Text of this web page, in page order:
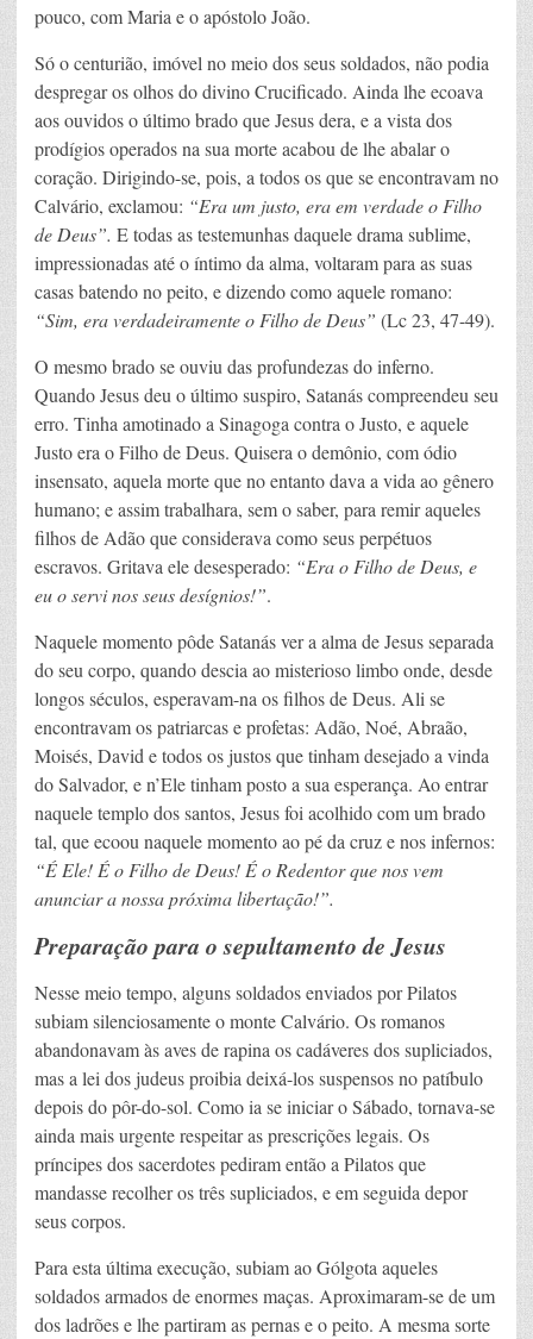
pouco, com Maria e o apóstolo João.
Só o centurião, imóvel no meio dos seus soldados, não podia
despregar os olhos do divino Crucificado. Ainda lhe ecoava
aos ouvidos o último brado que Jesus dera, e a vista dos
prodígios operados na sua morte acabou de lhe abalar o
coração. Dirigindo-se, pois, a todos os que se encontravam no
Calvário, exclamou: “Era um justo, era em verdade o Filho
de Deus”. E todas as testemunhas daquele drama sublime,
impressionadas até o íntimo da alma, voltaram para as suas
casas batendo no peito, e dizendo como aquele romano:
“Sim, era verdadeiramente o Filho de Deus” (Lc 23, 47-49).
O mesmo brado se ouviu das profundezas do inferno.
Quando Jesus deu o último suspiro, Satanás compreendeu seu
erro. Tinha amotinado a Sinagoga contra o Justo, e aquele
Justo era o Filho de Deus. Quisera o demônio, com ódio
insensato, aquela morte que no entanto dava a vida ao gênero
humano; e assim trabalhara, sem o saber, para remir aqueles
filhos de Adão que considerava como seus perpétuos
escravos. Gritava ele desesperado: “Era o Filho de Deus, e
eu o servi nos seus desígnios!”.
Naquele momento pôde Satanás ver a alma de Jesus separada
do seu corpo, quando descia ao misterioso limbo onde, desde
longos séculos, esperavam-na os filhos de Deus. Ali se
encontravam os patriarcas e profetas: Adão, Noé, Abraão,
Moisés, David e todos os justos que tinham desejado a vinda
do Salvador, e n’Ele tinham posto a sua esperança. Ao entrar
naquele templo dos santos, Jesus foi acolhido com um brado
tal, que ecoou naquele momento ao pé da cruz e nos infernos:
“É Ele! É o Filho de Deus! É o Redentor que nos vem
anunciar a nossa próxima libertação!”.
Preparação para o sepultamento de Jesus
Nesse meio tempo, alguns soldados enviados por Pilatos
subiam silenciosamente o monte Calvário. Os romanos
abandonavam às aves de rapina os cadáveres dos supliciados,
mas a lei dos judeus proibia deixá-los suspensos no patíbulo
depois do pôr-do-sol. Como ia se iniciar o Sábado, tornava-se
ainda mais urgente respeitar as prescrições legais. Os
príncipes dos sacerdotes pediram então a Pilatos que
mandasse recolher os três supliciados, e em seguida depor
seus corpos.
Para esta última execução, subiam ao Gólgota aqueles
soldados armados de enormes maças. Aproximaram-se de um
dos ladrões e lhe partiram as pernas e o peito. A mesma sorte